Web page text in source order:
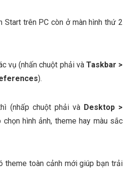
Start trên PC còn ở màn hình thứ 2
vụ (nhấn chuột phải và Taskbar >
).
(nhấp chuột phải và Desktop >
hình ảnh, theme hay màu sắc
theme toàn cảnh mới giúp bạn trải